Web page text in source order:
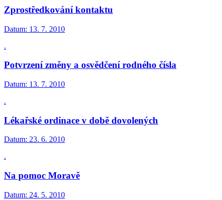
Zprostředkování kontaktu
Datum: 13. 7. 2010
.
Potvrzení změny a osvědčení rodného čísla
Datum: 13. 7. 2010
.
Lékařské ordinace v době dovolených
Datum: 23. 6. 2010
.
Na pomoc Moravě
Datum: 24. 5. 2010